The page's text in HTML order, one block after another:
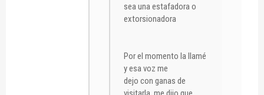
sea una estafadora o
extorsionadora
Por el momento la llamé
y esa voz me
dejo con ganas de